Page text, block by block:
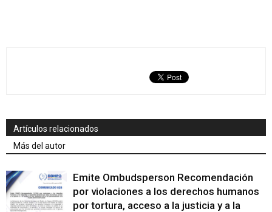
Artículos relacionados
Más del autor
Emite Ombudsperson Recomendación
por violaciones a los derechos humanos
por tortura, acceso a la justicia y a la